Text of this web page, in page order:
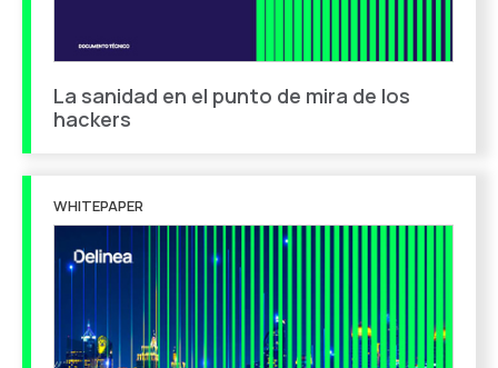
La sanidad en el punto de mira de los
hackers
WHITEPAPER